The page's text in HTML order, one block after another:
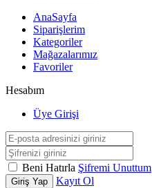
AnaSayfa
Siparişlerim
Kategoriler
Mağazalarımız
Favoriler
Hesabım
Üye Girişi
Beni Hatırla Şifremi Unuttum
Giriş Yap
Kayıt Ol